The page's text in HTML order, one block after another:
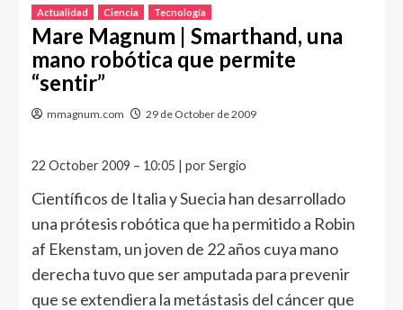
Actualidad Ciencia Tecnología
Mare Magnum | Smarthand, una
mano robótica que permite
“sentir”
mmagnum.com 29 de October de 2009
22 October 2009 – 10:05 | por Sergio
Científicos de Italia y Suecia han desarrollado
una prótesis robótica que ha permitido a Robin
af Ekenstam, un joven de 22 años cuya mano
derecha tuvo que ser amputada para prevenir
que se extendiera la metástasis del cáncer que